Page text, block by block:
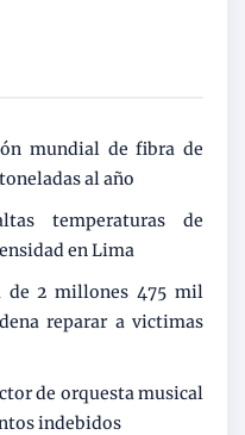
mundial de fibra de
al año
temperaturas de
en Lima
2 millones 475 mil
reparar a victimas
de orquesta musical
indebidos